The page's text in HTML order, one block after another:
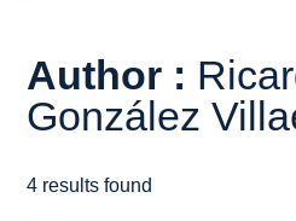
Author :
González
4 results found